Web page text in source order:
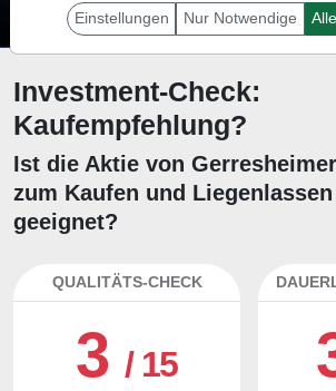
Investment-Check:
Kaufempfehlung?
Ist die Aktie von Gerresheimer
zum Kaufen und Liegenlassen
geeignet?
QUALITÄTS-CHECK
3/ 15
Einstellungen Nur Notwendige